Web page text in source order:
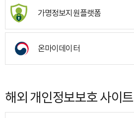
가명정보지원플랫폼
온마이데이터
해외 개인정보보호 사이트